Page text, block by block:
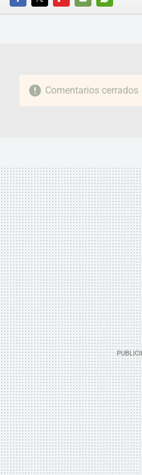
FACEBOOKTWITTERFLIPBOARD
E-
WHATSAPP
Comentarios cerrados